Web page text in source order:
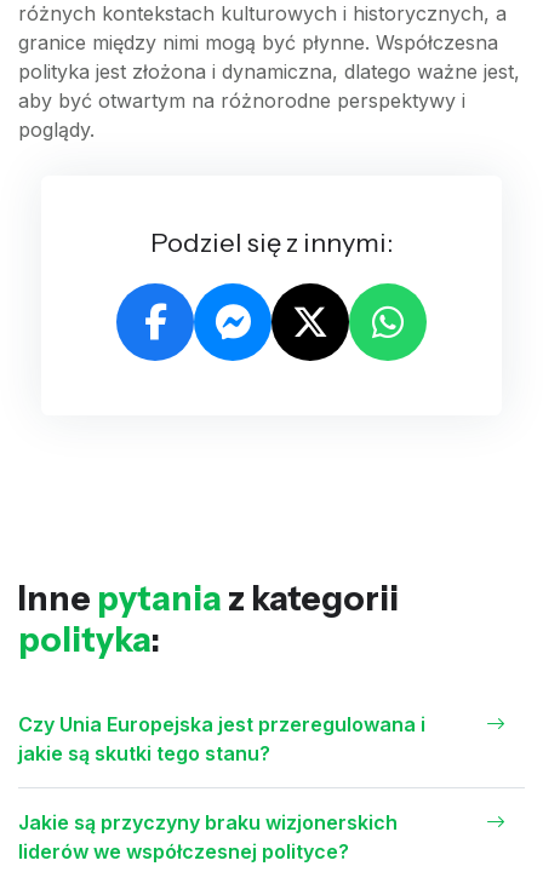
różnych kontekstach kulturowych i historycznych, a
granice między nimi mogą być płynne. Współczesna
polityka jest złożona i dynamiczna, dlatego ważne jest,
aby być otwartym na różnorodne perspektywy i
poglądy.
Podziel się z innymi:
Inne pytania z kategorii
polityka:
Czy Unia Europejska jest przeregulowana i
jakie są skutki tego stanu?
Jakie są przyczyny braku wizjonerskich
liderów we współczesnej polityce?